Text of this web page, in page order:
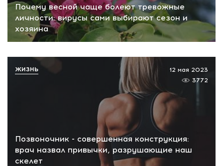
Почему весной чаще болеют тревожные
личности: вирусы сами выбирают сезон и
хозяина
Позвоночник - совершенная конструкция:
врач назвал привычки, разрушающие наш
скелет
12 мая 2023
3772
ЖИЗНЬ